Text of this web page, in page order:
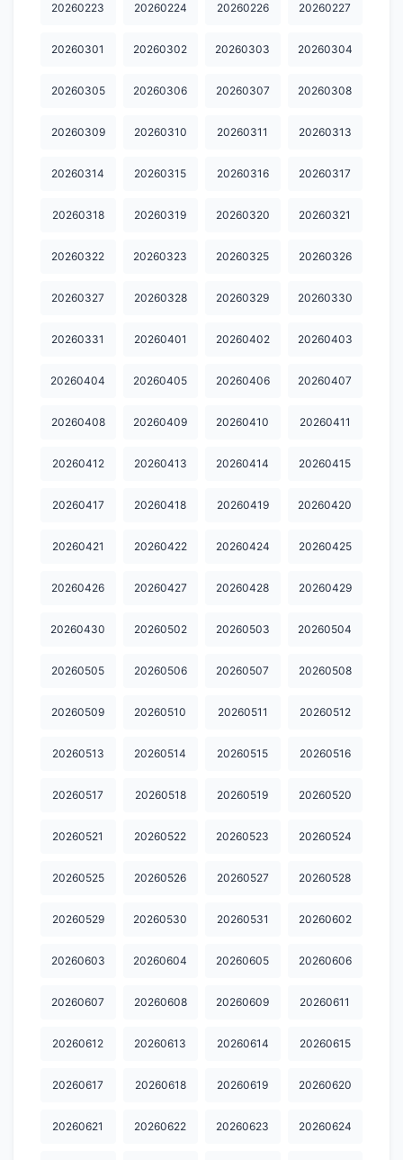
20260223 20260224 20260226 20260227
20260301 20260302 20260303 20260304
20260305 20260306 20260307 20260308
20260309 20260310 20260311 20260313
20260314 20260315 20260316 20260317
20260318 20260319 20260320 20260321
20260322 20260323 20260325 20260326
20260327 20260328 20260329 20260330
20260331 20260401 20260402 20260403
20260404 20260405 20260406 20260407
20260408 20260409 20260410 20260411
20260412 20260413 20260414 20260415
20260417 20260418 20260419 20260420
20260421 20260422 20260424 20260425
20260426 20260427 20260428 20260429
20260430 20260502 20260503 20260504
20260505 20260506 20260507 20260508
20260509 20260510 20260511 20260512
20260513 20260514 20260515 20260516
20260517 20260518 20260519 20260520
20260521 20260522 20260523 20260524
20260525 20260526 20260527 20260528
20260529 20260530 20260531 20260602
20260603 20260604 20260605 20260606
20260607 20260608 20260609 20260611
20260612 20260613 20260614 20260615
20260617 20260618 20260619 20260620
20260621 20260622 20260623 20260624